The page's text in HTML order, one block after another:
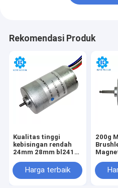
Rekomendasi Produk
Kualitas tinggi
kebisingan rendah
24mm 28mm bl2418
bl2847 dc 6v 12v
14.4v 18v 24v
Harga terbaik
200g